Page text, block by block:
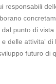
responsabili
punto di vista
delle attivita' di
futuro di